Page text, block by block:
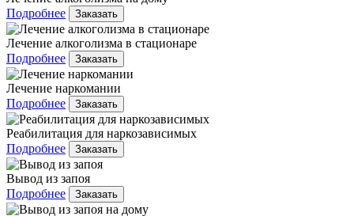
Подробнее
Заказать
Лечение алкоголизма в стационаре
Подробнее
Заказать
Лечение наркомании
Подробнее
Заказать
Реабилитация для наркозависимых
Подробнее
Заказать
Вывод из запоя
Подробнее
Заказать